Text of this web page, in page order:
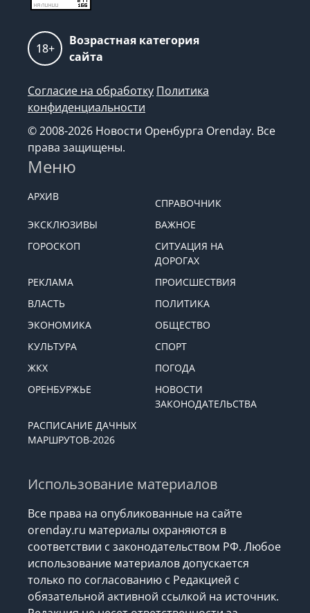
18+
Возрастная категория
сайта
Согласие на обработку Политика
конфиденциальности
© 2008-2026 Новости Оренбурга Orenday. Все
права защищены.
Меню
АРХИВ
СПРАВОЧНИК
ЭКСКЛЮЗИВЫ
ВАЖНОЕ
ГОРОСКОП
СИТУАЦИЯ НА
ДОРОГАХ
РЕКЛАМА
ПРОИСШЕСТВИЯ
ВЛАСТЬ
ПОЛИТИКА
ЭКОНОМИКА
ОБЩЕСТВО
КУЛЬТУРА
СПОРТ
ЖКХ
ПОГОДА
ОРЕНБУРЖЬЕ
НОВОСТИ
ЗАКОНОДАТЕЛЬСТВА
РАСПИСАНИЕ ДАЧНЫХ
МАРШРУТОВ-2026
Использование материалов
Все права на опубликованные на сайте
orenday.ru материалы охраняются в
соответствии с законодательством РФ. Любое
использование материалов допускается
только по согласованию с Редакцией с
обязательной активной ссылкой на источник.